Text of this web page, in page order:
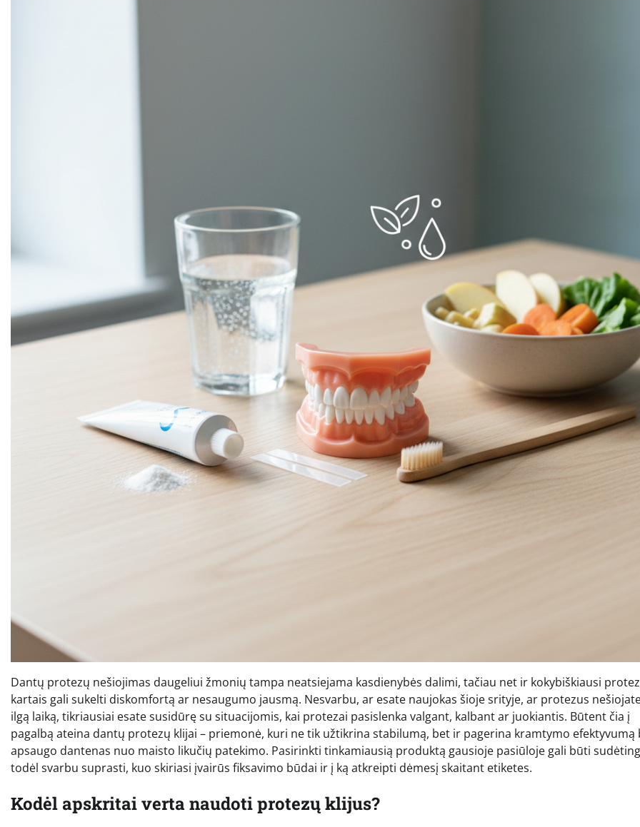
Dantų protezų nešiojimas daugeliui žmonių tampa neatsiejama kasdienybės dalimi, tačiau net ir kokybiškiausi
kartais gali sukelti diskomfortą ar nesaugumo jausmą. Nesvarbu, ar esate naujokas šioje srityje, ar protezus
ilgą laiką, tikriausiai esate susidūrę su situacijomis, kai protezai pasislenka valgant, kalbant ar juokiantis. Būtent čia į
pagalbą ateina dantų protezų klijai – priemonė, kuri ne tik užtikrina stabilumą, bet ir pagerina kramtymo efektyvumą
apsaugo dantenas nuo maisto likučių patekimo. Pasirinkti tinkamiausią produktą gausioje pasiūloje gali būti
todėl svarbu suprasti, kuo skiriasi įvairūs fiksavimo būdai ir į ką atkreipti dėmesį skaitant etiketes.
Kodėl apskritai verta naudoti protezų klijus?